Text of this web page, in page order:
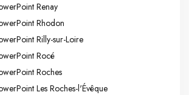
Renay
Rhodon
Rilly-sur-Loire
Rocé
Roches
Les Roches-l'Évêque